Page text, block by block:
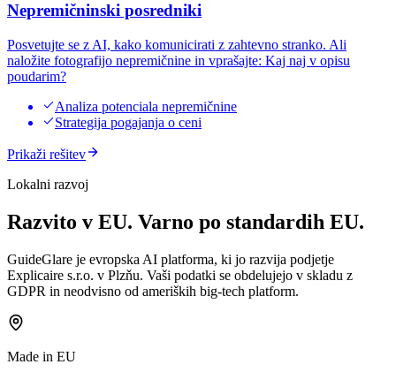
Nepremičninski posredniki
Posvetujte se z AI, kako komunicirati z zahtevno stranko. Ali
naložite fotografijo nepremičnine in vprašajte: Kaj naj v opisu
poudarim?
Analiza potenciala nepremičnine
Strategija pogajanja o ceni
Prikaži rešitev
Lokalni razvoj
Razvito v EU. Varno po standardih EU.
GuideGlare je evropska AI platforma, ki jo razvija podjetje
Explicaire s.r.o. v Plzňu. Vaši podatki se obdelujejo v skladu z
GDPR in neodvisno od ameriških big-tech platform.
Made in EU